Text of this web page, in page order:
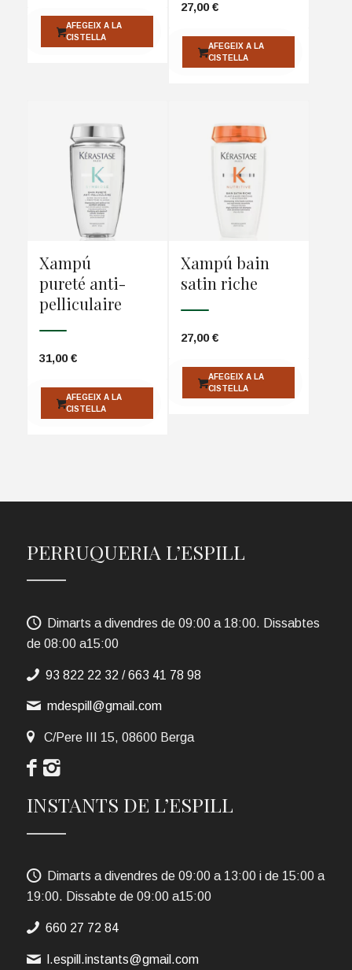
AFEGEIX A LA
CISTELLA
27,00€
AFEGEIX A LA
CISTELLA
Xampú
pureté anti-
pelliculaire
31,00€
AFEGEIX A LA
CISTELLA
Xampú bain
satin riche
27,00€
AFEGEIX A LA
CISTELLA
PERRUQUERIA L’ESPILL
Dimarts a divendres de 09:00 a 18:00. Dissabtes
de 08:00 a15:00
93 822 22 32 /663 41 78 98
mdespill@gmail.com
C/Pere III 15, 08600 Berga
INSTANTS DE L’ESPILL
Dimarts a divendres de 09:00 a 13:00 i de 15:00 a
19:00. Dissabte de 09:00 a15:00
660 27 72 84
l.espill.instants@gmail.com